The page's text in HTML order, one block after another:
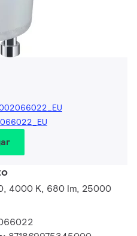
4000 K, 680 lm, 25000